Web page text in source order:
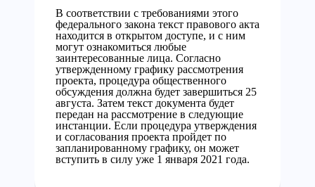
В соответствии с требованиями этого
федерального закона текст правового акта
находится в открытом доступе, и с ним
могут ознакомиться любые
заинтересованные лица. Согласно
утвержденному графику рассмотрения
проекта, процедура общественного
обсуждения должна будет завершиться 25
августа. Затем текст документа будет
передан на рассмотрение в следующие
инстанции. Если процедура утверждения
и согласования проекта пройдет по
запланированному графику, он может
вступить в силу уже 1 января 2021 года.